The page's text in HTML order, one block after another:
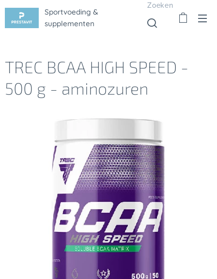
Sportvoeding &
supplementen
Zoeken
TREC BCAA HIGH SPEED -
500 g - aminozuren